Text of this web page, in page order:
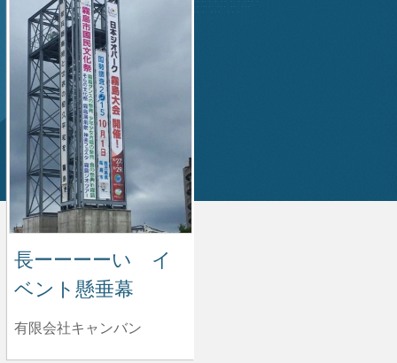
長ーーーーい イ
ベント懸垂幕
有限会社キャンバン